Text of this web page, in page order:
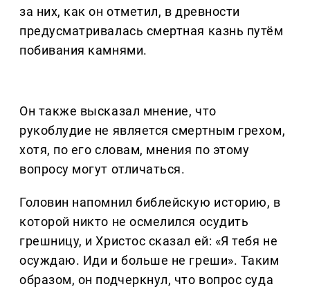
за них, как он отметил, в древности
предусматривалась смертная казнь путём
побивания камнями.
Он также высказал мнение, что
рукоблудие не является смертным грехом,
хотя, по его словам, мнения по этому
вопросу могут отличаться.
Головин напомнил библейскую историю, в
которой никто не осмелился осудить
грешницу, и Христос сказал ей: «Я тебя не
осуждаю. Иди и больше не греши». Таким
образом, он подчеркнул, что вопрос суда